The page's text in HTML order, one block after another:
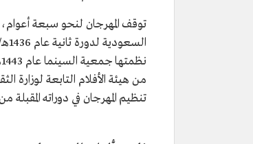
توقف المهرجان لنحو سبعة
من هيئة الأفلام التابعة لوزارة
تنظيم المهرجان في دوراته